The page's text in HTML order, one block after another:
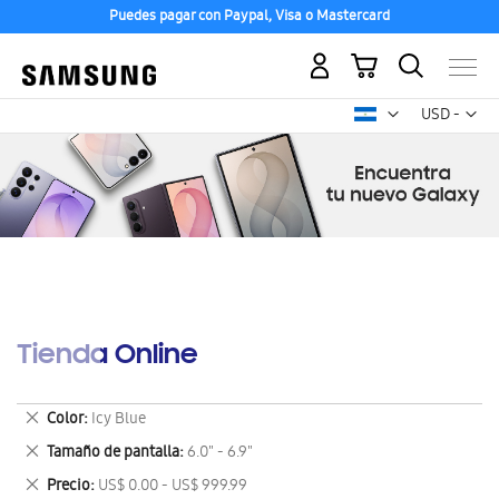
Puedes pagar con Paypal, Visa o Mastercard
USD -
dólar
Mi carrito
Tienda Online
Color Icy Blue
Eliminar
este
artículo
Tamaño de pantalla 6.0" - 6.9"
Eliminar
este
Precio US$ 0.00 - US$ 999.99
Eliminar